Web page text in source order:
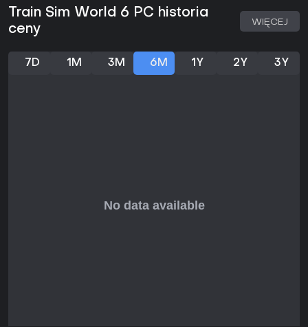
poprawiły początkowe błędy, a gra zyskuje wsparcie do
2026 roku z kompatybilnością treści z poprzednich odsłon.
dawka autentycznych operacji i personalizacji - solidny
wybór dla fanów metodycznej rozgrywki. Nowicjusze mogą
Train Sim World 6 PC historia
ceny
WIĘCEJ
7D 1M 3M 6M 1Y 2Y 3Y